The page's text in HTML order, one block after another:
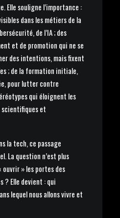
Elle souligne l’importance :
dans les métiers de la
de l’IA ; des
et de promotion qui ne se
des intentions, mais fixent
; de la formation initiale,
pour lutter contre
qui éloignent les
scientifiques et
la tech, ce passage
La question n’est plus
ouvrir » les portes des
? Elle devient : qui
lequel nous allons vivre et